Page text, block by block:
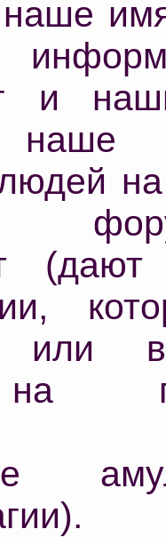
наше
и
или